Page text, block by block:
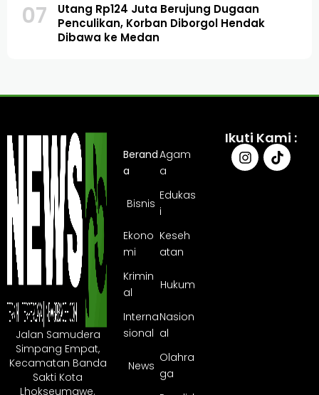
07
Utang Rp124 Juta Berujung Dugaan
Penculikan, Korban Diborgol Hendak
Dibawa ke Medan
Jalan Samudera
Simpang Empat,
Kecamatan Banda
Sakti Kota
Lhokseumawe.
Berand
a
Agam
a
Bisnis
Edukas
i
Ekono
mi
Keseh
atan
Krimin
al
Hukum
Interna
sional
Nasion
al
News
Olahra
ga
Ikuti Kami :